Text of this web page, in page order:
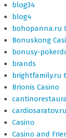
blog34
blog4
bohopanna.ru
Bonuskong
bonusy-
brands
brightfamily.ru
Brionis Casino
Casino
Casino and